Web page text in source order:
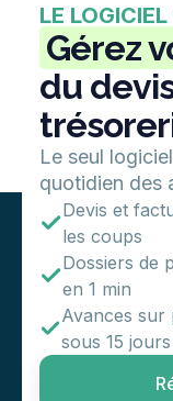
LE
Gérez
du
Le seul
quotidien des
Devis et
les coups
Dossiers de
en 1 min
Avances sur
sous 15 jours